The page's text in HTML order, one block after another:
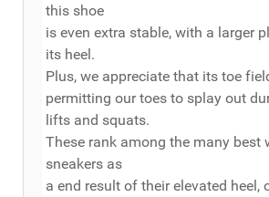
this shoe
is even extra stable, with a larger
its heel.
Plus, we appreciate that its toe
permitting our toes to splay out
lifts and squats.
These rank among the many best
sneakers as
a end result of their elevated heel,